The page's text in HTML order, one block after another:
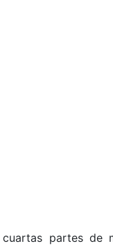
partes de